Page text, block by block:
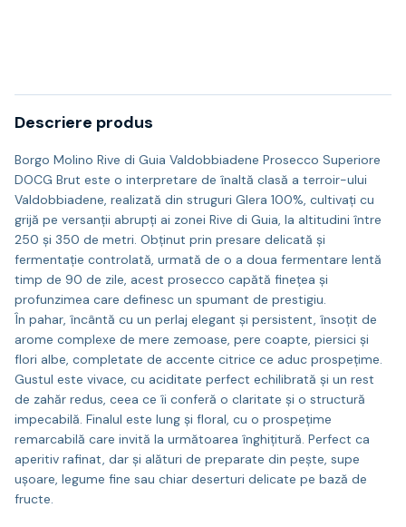
Descriere produs
Borgo Molino Rive di Guia Valdobbiadene Prosecco Superiore
DOCG Brut este o interpretare de înaltă clasă a terroir-ului
Valdobbiadene, realizată din struguri Glera 100%, cultivați cu
grijă pe versanții abrupți ai zonei Rive di Guia, la altitudini între
250 și 350 de metri. Obținut prin presare delicată și
fermentație controlată, urmată de o a doua fermentare lentă
timp de 90 de zile, acest prosecco capătă finețea și
profunzimea care definesc un spumant de prestigiu.
În pahar, încântă cu un perlaj elegant și persistent, însoțit de
arome complexe de mere zemoase, pere coapte, piersici și
flori albe, completate de accente citrice ce aduc prospețime.
Gustul este vivace, cu aciditate perfect echilibrată și un rest
de zahăr redus, ceea ce îi conferă o claritate și o structură
impecabilă. Finalul este lung și floral, cu o prospețime
remarcabilă care invită la următoarea înghițitură. Perfect ca
aperitiv rafinat, dar și alături de preparate din pește, supe
ușoare, legume fine sau chiar deserturi delicate pe bază de
fructe.